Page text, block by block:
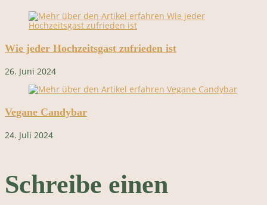
Wie jeder Hochzeitsgast zufrieden ist
26. Juni 2024
Vegane Candybar
24. Juli 2024
Schreibe einen